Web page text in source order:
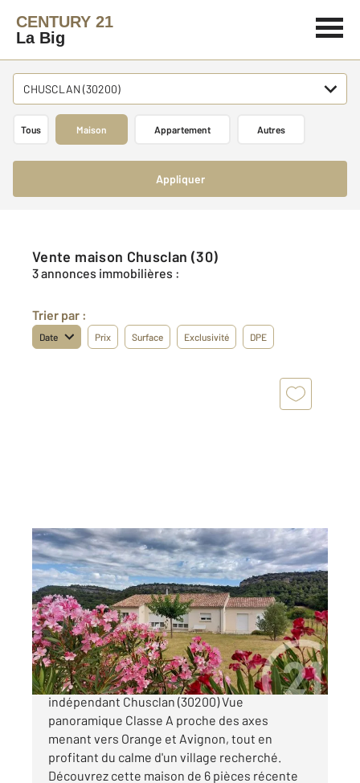
CENTURY 21
La Big
CHUSCLAN (30200)
Tous Maison Appartement Autres
Appliquer
Vente maison Chusclan (30)
3 annonces immobilières :
Trier par :
Date Prix Surface Exclusivité DPE
CHUSCLAN 30
165,10 m2, 6 pièces
Ref : 8992
Maison à vendre
399 000 €
RARE ! Maison récente de plain-pied avec T2
indépendant Chusclan (30200) Vue
panoramique Classe A proche des axes
menant vers Orange et Avignon, tout en
profitant du calme d'un village recherché.
Découvrez cette maison de 6 pièces récente